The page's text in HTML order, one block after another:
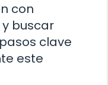
con
buscar
clave
este